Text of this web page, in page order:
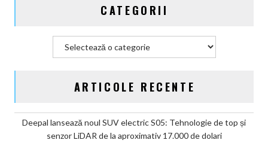
CATEGORII
ARTICOLE RECENTE
Deepal lansează noul SUV electric S05: Tehnologie de top și
senzor LiDAR de la aproximativ 17.000 de dolari